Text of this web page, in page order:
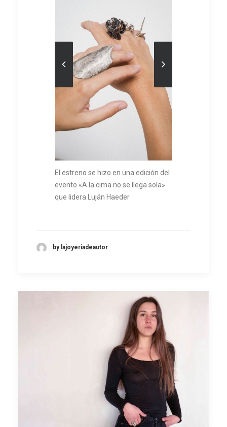
El estreno se hizo en una edición del
evento «A la cima no se llega sola»
que lidera Luján Haeder
by lajoyeriadeautor